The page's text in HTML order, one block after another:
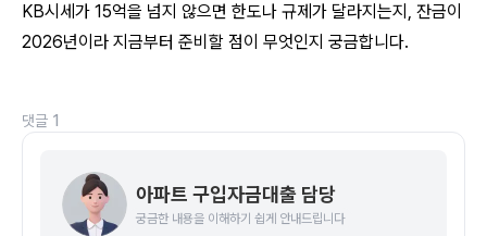
KB시세가 15억을 넘지 않으면 한도나 규제가 달라지는지, 잔금이
2026년이라 지금부터 준비할 점이 무엇인지 궁금합니다.
댓글 1
아파트 구입자금대출 담당
궁금한 내용을 이해하기 쉽게 안내드립니다